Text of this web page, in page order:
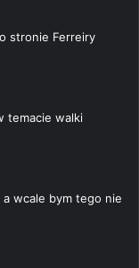
stronie Ferreiry
temacie walki
wcale bym tego nie